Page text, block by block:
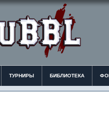
ТУРНИРЫ БИБЛИОТЕКА